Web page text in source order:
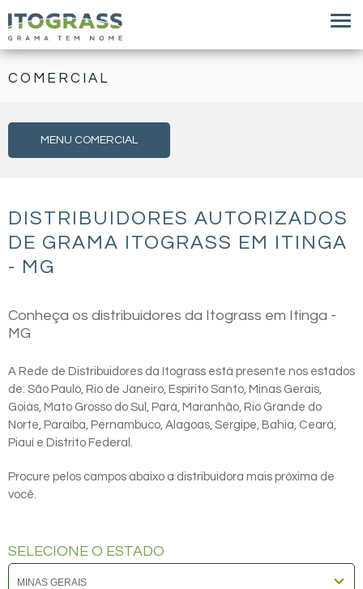
COMERCIAL
MENU COMERCIAL
DISTRIBUIDORES AUTORIZADOS
DE GRAMA ITOGRASS EM ITINGA
- MG
Conheça os distribuidores da Itograss em Itinga -
MG
A Rede de Distribuidores da Itograss está presente nos estados
de: São Paulo, Rio de Janeiro, Espirito Santo, Minas Gerais,
Goiás, Mato Grosso do Sul, Pará, Maranhão, Rio Grande do
Norte, Paraíba, Pernambuco, Alagoas, Sergipe, Bahia, Ceará,
Piauí e Distrito Federal.
Procure pelos campos abaixo a distribuidora mais próxima de
você.
SELECIONE O ESTADO